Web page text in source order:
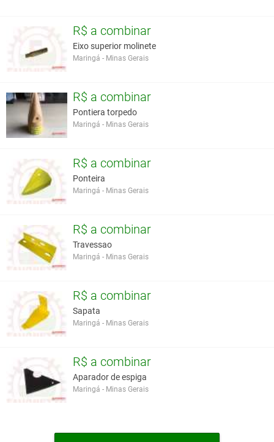
R$ a combinar
Eixo superior molinete
Maringá - Minas Gerais
R$ a combinar
Pontiera torpedo
Maringá - Minas Gerais
R$ a combinar
Ponteira
Maringá - Minas Gerais
R$ a combinar
Travessao
Maringá - Minas Gerais
R$ a combinar
Sapata
Maringá - Minas Gerais
R$ a combinar
Aparador de espiga
Maringá - Minas Gerais